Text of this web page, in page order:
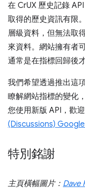
在 CrUX 歷史記錄
取得的歷史資訊有限
層級資料，但無法取
來資料。網站擁有者
通常是在指標回歸後
我們希望透過推出這
瞭解網站指標的變化
您使用新版 API，歡
(Discussions)
特別銘謝
主頁橫幅圖片： Dave